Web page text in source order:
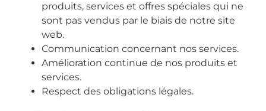
produits, services et offres spéciales qui ne
sont pas vendus par le biais de notre site
web.
Communication concernant nos services.
Amélioration continue de nos produits et
services.
Respect des obligations légales.